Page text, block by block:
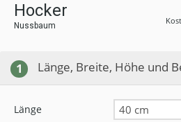
Hocker
Nussbaum
1 Länge, Breite, Höhe und
Länge